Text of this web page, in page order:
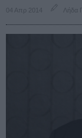
04 Απρ 2014 Λήδα